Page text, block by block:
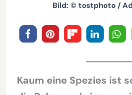
Bild: © tostphoto /
Kaum eine Spezies ist